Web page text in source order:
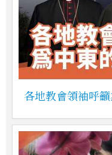
各地教會領袖呼